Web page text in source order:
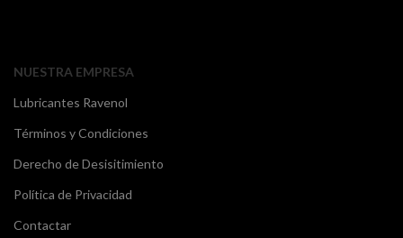
NUESTRA EMPRESA
Lubricantes Ravenol
Términos y Condiciones
Derecho de Desisitimiento
Política de Privacidad
Contactar